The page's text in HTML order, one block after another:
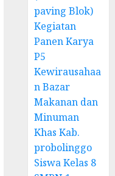
paving Blok)
Kegiatan
Panen Karya
P5
Kewirausahaa
n Bazar
Makanan dan
Minuman
Khas Kab.
probolinggo
Siswa Kelas 8